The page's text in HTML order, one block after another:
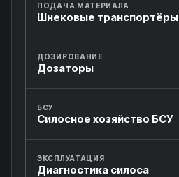
ПОДАЧА МАТЕРИАЛА
Шнековые транспортёры
ДОЗИРОВАНИЕ
Дозаторы
БСУ
Силосное хозяйство БСУ
ЭКСПЛУАТАЦИЯ
Диагностика силоса